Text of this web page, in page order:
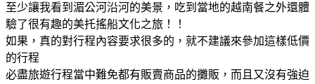
至少讓我看到湄公河沿河的美景，吃到當地的越南餐之外還體
驗了很有趣的美托搖船文化之旅！！
如果，真的對行程內容要求很多的，就不建議來參加這樣低價
的行程
必盡旅遊行程當中難免都有販賣商品的攤販，而且又沒有強迫